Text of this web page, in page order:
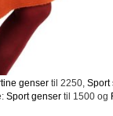
genser til 2250, Sport
Sport genser til 1500 og